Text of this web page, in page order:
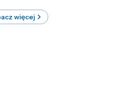
więcej